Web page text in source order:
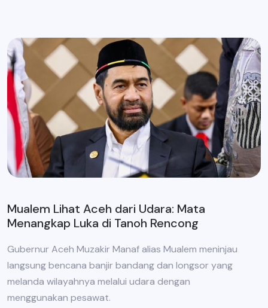
Mualem Lihat Aceh dari Udara: Mata
Menangkap Luka di Tanoh Rencong
Gubernur Aceh Muzakir Manaf alias Mualem meninjau
langsung bencana banjir bandang dan longsor yang
melanda wilayahnya melalui udara dengan
menggunakan pesawat.